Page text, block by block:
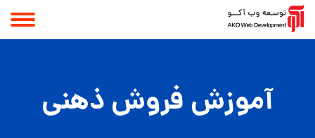
آموزش فروش ذهنی